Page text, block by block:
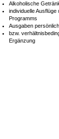
Alkoholische
individuelle
Programms
Ausgaben
bzw.
Ergänzung